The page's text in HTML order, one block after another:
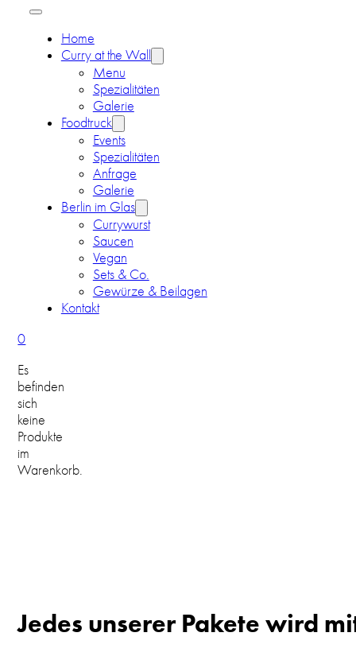
Home
Curry at the Wall
Menu
Spezialitäten
Galerie
Foodtruck
Events
Spezialitäten
Anfrage
Galerie
Berlin im Glas
Currywurst
Saucen
Vegan
Sets & Co.
Gewürze & Beilagen
Kontakt
0
Es
befinden
sich
keine
Produkte
im
Warenkorb.
Jedes unserer Pakete wird